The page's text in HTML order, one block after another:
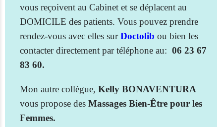
vous reçoivent au Cabinet et se déplacent au
DOMICILE des patients. Vous pouvez prendre
rendez-vous avec elles surDoctolib ou bien les
contacter directement par téléphone au: 06 23 67
83 60.
Mon autre collègue, Kelly BONAVENTURA
vous propose des Massages Bien-Être pour les
Femmes.